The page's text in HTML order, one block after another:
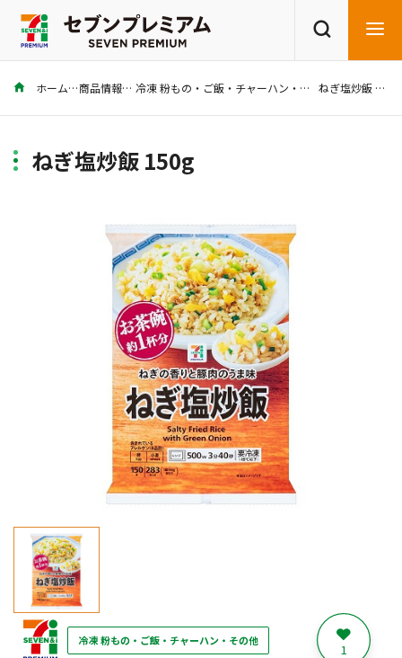
商品を探す
ホーム 商品情報 冷凍 粉もの・ご飯・チャーハン・その他 ねぎ塩炒飯 150g
ねぎ塩炒飯 150g
冷凍 粉もの・ご飯・チャーハン・その他 1